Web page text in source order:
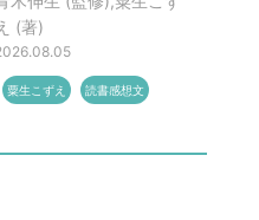
(著)
粟生こずえ 読書感想文